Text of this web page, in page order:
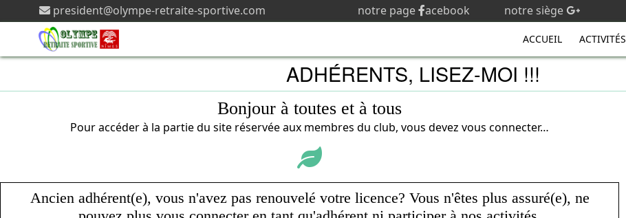
president@olympe-retraite-sportive.com notre page acebook notre siège
ACCUEIL ACTIVITÉS
ADHÉRENTS, LISEZ-MOI !!!
Bonjour à toutes et à tous
Pour accéder à la partie du site réservée aux membres du club, vous devez vous connecter…
Ancien adhérent(e), vous n'avez pas renouvelé votre licence? Vous n'êtes plus assuré(e), ne